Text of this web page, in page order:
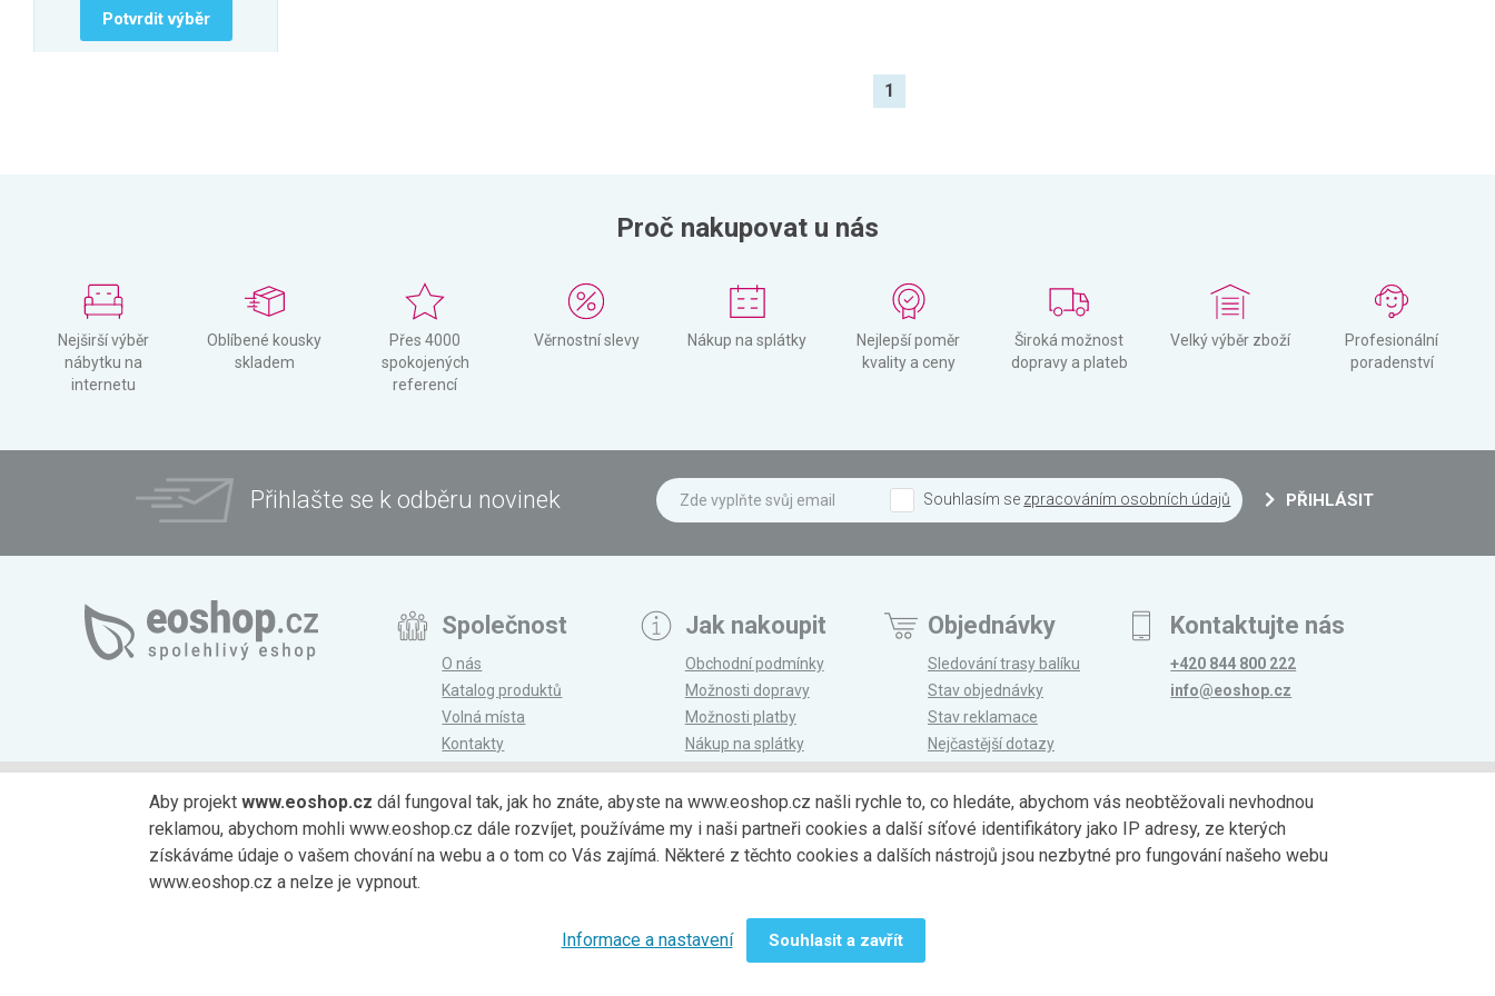
Potvrdit výběr
1
Proč nakupovat u nás
Nejširší výběr
nábytku na
internetu
Oblíbené kousky
skladem
Přes 4000
spokojených
referencí
Věrnostní slevy Nákup na splátky
Nejlepší poměr
kvality a ceny
Široká možnost
dopravy a plateb
Velký výběr zboží
Profesionální
poradenství
Přihlašte se k odběru novinek Souhlasím se zpracováním osobních údajů PŘIHLÁSIT
Společnost
O nás
Katalog produktů
Volná místa
Kontakty
Magazín
Jak nakoupit
Obchodní podmínky
Možnosti dopravy
Možnosti platby
Nákup na splátky
Reklamace a vrácení
Objednávky
Sledování trasy balíku
Stav objednávky
Stav reklamace
Nejčastější dotazy
Kontaktujte nás
+420 844 800 222
info@eoshop.cz
Možnosti platby Možnosti dopravy Partneři
Aby projektwww.eoshop.cz dál fungoval tak, jak ho znáte, abyste na www.eoshop.cz našli rychle to, co hledáte, abychom vás neobtěžovali nevhodnou
reklamou, abychom mohli www.eoshop.cz dále rozvíjet, používáme my i naši partneři cookies a další síťové identifikátory jako IP adresy, ze kterých
získáváme údaje o vašem chování na webu a o tom co Vás zajímá. Některé z těchto cookies a dalších nástrojů jsou nezbytné pro fungování našeho webu
www.eoshop.cz a nelze je vypnout.
Informace a nastavení Souhlasit a zavřít